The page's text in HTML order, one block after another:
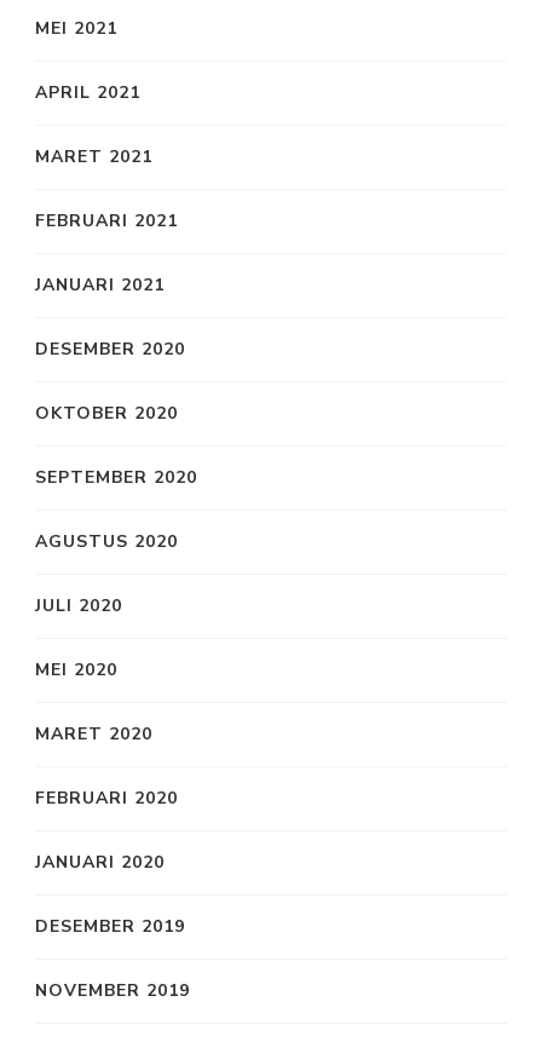
MEI 2021
APRIL 2021
MARET 2021
FEBRUARI 2021
JANUARI 2021
DESEMBER 2020
OKTOBER 2020
SEPTEMBER 2020
AGUSTUS 2020
JULI 2020
MEI 2020
MARET 2020
FEBRUARI 2020
JANUARI 2020
DESEMBER 2019
NOVEMBER 2019